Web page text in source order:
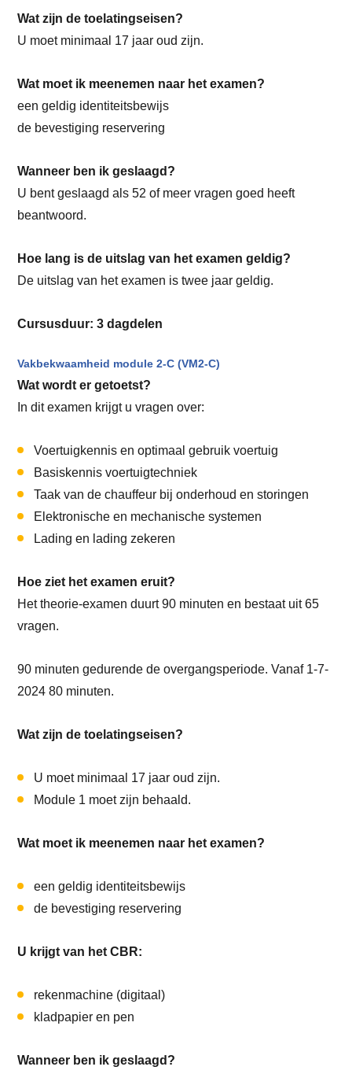
Wat zijn de toelatingseisen?
U moet minimaal 17 jaar oud zijn.
Wat moet ik meenemen naar het examen?
een geldig identiteitsbewijs
de bevestiging reservering
Wanneer ben ik geslaagd?
U bent geslaagd als 52 of meer vragen goed heeft
beantwoord.
Hoe lang is de uitslag van het examen geldig?
De uitslag van het examen is twee jaar geldig.
Cursusduur: 3 dagdelen
Vakbekwaamheid module 2-C (VM2-C)
Wat wordt er getoetst?
In dit examen krijgt u vragen over:
Voertuigkennis en optimaal gebruik voertuig
Basiskennis voertuigtechniek
Taak van de chauffeur bij onderhoud en storingen
Elektronische en mechanische systemen
Lading en lading zekeren
Hoe ziet het examen eruit?
Het theorie-examen duurt 90 minuten en bestaat uit 65
vragen.
90 minuten gedurende de overgangsperiode. Vanaf 1-7-
2024 80 minuten.
Wat zijn de toelatingseisen?
U moet minimaal 17 jaar oud zijn.
Module 1 moet zijn behaald.
Wat moet ik meenemen naar het examen?
een geldig identiteitsbewijs
de bevestiging reservering
U krijgt van het CBR:
rekenmachine (digitaal)
kladpapier en pen
Wanneer ben ik geslaagd?